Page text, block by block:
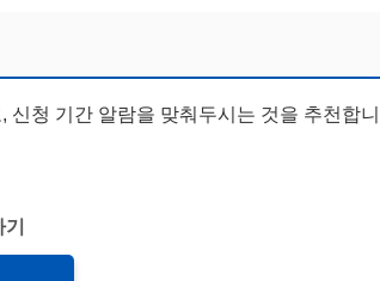
청 기간 알람을 맞춰두시는 것을 추천합니